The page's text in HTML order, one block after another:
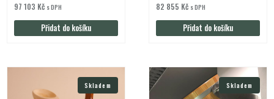
97 103 Kč s DPH
Přidat do košíku
82 855 Kč s DPH
Přidat do košíku
Skladem Skladem